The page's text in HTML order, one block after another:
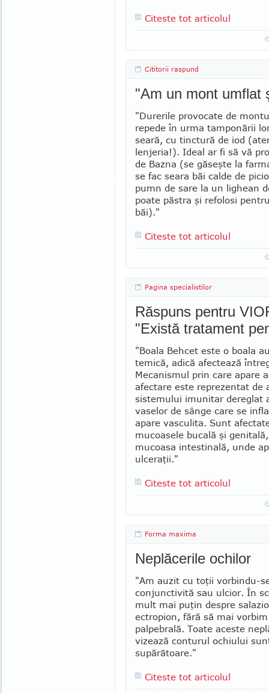
Citeste tot articolul
Cititorii raspund
"Am un mont umflat
"Durerile provocate de
repede în urma tamponării
seară, cu tinctură de iod
lenjeria!). Ideal ar fi să vă
de Bazna (se găseşte la
se fac seara băi calde de
pumn de sare la un lighean
poate păstra şi refolosi
băi)."
Citeste tot articolul
Pagina specialistilor
Răspuns pentru
"Există tratament
"Boala Behcet este o boala
temică, adică afectează
Me­canismul prin care apare
afectare este reprezentat de
sistemului imunitar dereglat
vaselor de sânge care se
apare vasculita. Sunt
mucoasele bucală şi
mucoasa intestinală, unde
ulceraţii."
Citeste tot articolul
Forma maxima
Neplăcerile ochilor
"Am auzit cu toţii vorbindu-
conjunctivită sau ulcior. În
mult mai puţin despre
ectropion, fără să mai
palpebrală. Toate aceste
vizează conturul ochiului
supărătoare."
Citeste tot articolul